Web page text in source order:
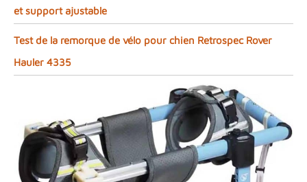
et support ajustable
Test de la remorque de vélo pour chien Retrospec Rover
Hauler 4335